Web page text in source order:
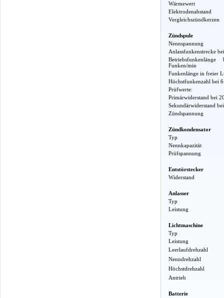
Wärmewert
Elektrodenabstand
Vergleichszündkerzen
Zündspule
Nennspannung
Anlassfunkenstrecke
Funken/min
Funkenlänge in freier
Höchstfunkenzahl bei
Prüfwerte:
Primärwiderstand bei
Sekundärwiderstand
Zündspannung
Zündkondensator
Typ
Nennkapazität
Prüfspannung
Entstörstecker
Widerstand
Anlasser
Typ
Leistung
Lichtmaschine
Typ
Leistung
Leerlaufdrehzahl
Nenndrehzahl
Höchstdrehzahl
Antrieb
Batterie